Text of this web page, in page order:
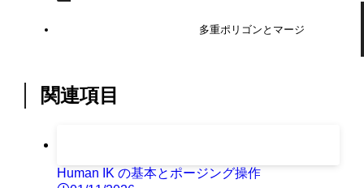
多重ポリゴンとマージ
関連項目
Human IK の基本とポージング操作